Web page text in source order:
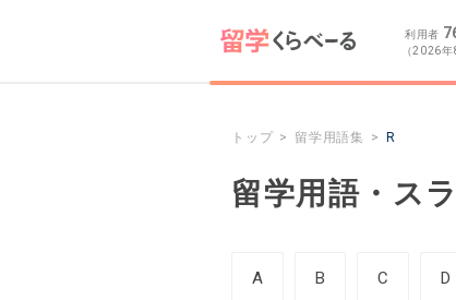
利用者
（2026年
トップ 留学用語集 R
留学用語・ス
A B C D